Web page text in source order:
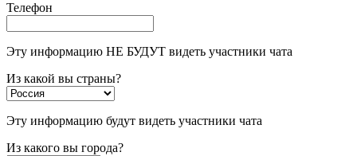
Телефон
Эту информацию НЕ БУДУТ видеть участники чата
Из какой вы страны?
Эту информацию будут видеть участники чата
Из какого вы города?